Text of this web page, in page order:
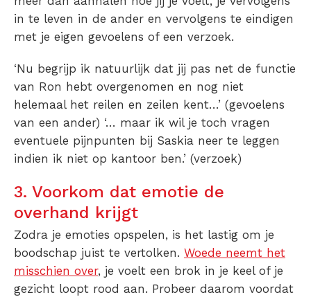
in te leven in de ander en vervolgens te eindigen
met je eigen gevoelens of een verzoek.
‘Nu begrijp ik natuurlijk dat jij pas net de functie
van Ron hebt overgenomen en nog niet
helemaal het reilen en zeilen kent…’ (gevoelens
van een ander) ‘… maar ik wil je toch vragen
eventuele pijnpunten bij Saskia neer te leggen
indien ik niet op kantoor ben.’ (verzoek)
3. Voorkom dat emotie de
overhand krijgt
Zodra je emoties opspelen, is het lastig om je
boodschap juist te vertolken. Woede neemt het
misschien over, je voelt een brok in je keel of je
gezicht loopt rood aan. Probeer daarom voordat